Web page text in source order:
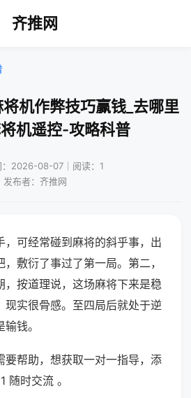
齐推网
机作弊技巧赢钱_去哪里
机遥控-攻略科普
：2026-08-07｜阅读：1
发布者：齐推网
，可经常碰到麻将的斜乎事，出
敷衍了事过了第一局。第二，
，按道理说，这场麻将下来是稳
现实很骨感。至四局后就处于逆
钱。
要帮助，想获取一对一指导，添
随时交流 。